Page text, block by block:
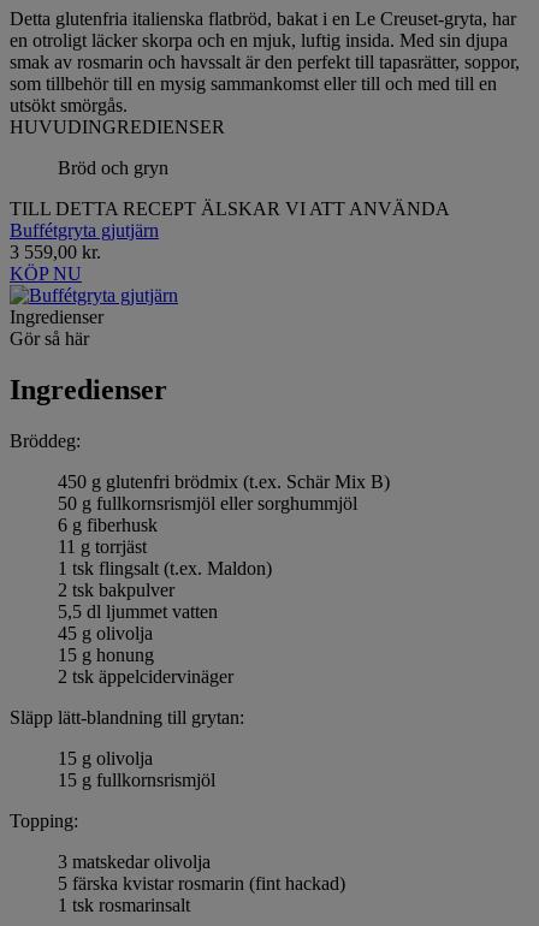
Detta glutenfria italienska flatbröd, bakat i en Le Creuset-gryta, har
en otroligt läcker skorpa och en mjuk, luftig insida. Med sin djupa
smak av rosmarin och havssalt är den perfekt till tapasrätter, soppor,
som tillbehör till en mysig sammankomst eller till och med till en
utsökt smörgås.
HUVUDINGREDIENSER
Bröd och gryn
TILL DETTA RECEPT ÄLSKAR VI ATT ANVÄNDA
Buffétgryta gjutjärn
3 559,00 kr.
KÖP NU
Ingredienser
Gör så här
Ingredienser
Bröddeg:
450 g glutenfri brödmix (t.ex. Schär Mix B)
50 g fullkornsrismjöl eller sorghummjöl
6 g fiberhusk
11 g torrjäst
1 tsk flingsalt (t.ex. Maldon)
2 tsk bakpulver
5,5 dl ljummet vatten
45 g olivolja
15 g honung
2 tsk äppelcidervinäger
Släpp lätt-blandning till grytan:
15 g olivolja
15 g fullkornsrismjöl
Topping:
3 matskedar olivolja
5 färska kvistar rosmarin (fint hackad)
1 tsk rosmarinsalt